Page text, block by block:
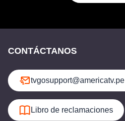
CONTÁCTANOS
tvgosupport@americatv.pe
Libro de reclamaciones